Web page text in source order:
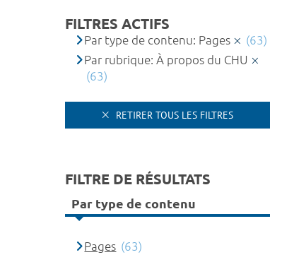
FILTRES ACTIFS
Par type de contenu: Pages
(63)
Par rubrique: À propos du CHU
(63)
RETIRER TOUS LES FILTRES
FILTRE DE RÉSULTATS
Par type de contenu
Pages (63)